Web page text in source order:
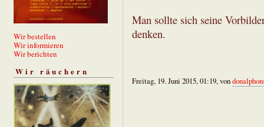
Wir bestellen
Wir informieren
Wir berichten
Wir räuchern
Man sollte sich seine
denken.
Freitag, 19. Juni 2015, 01:19, von